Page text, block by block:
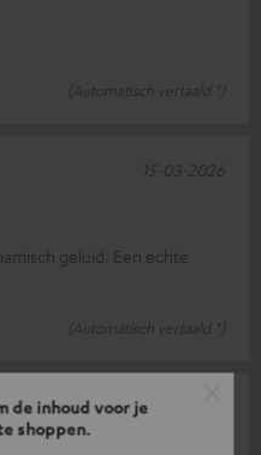
de inhoud voor je
shoppen.
(Automatisch vertaald *)
geluid. Een echte
(Automatisch vertaald *)
15-03-2026
11-03-2026